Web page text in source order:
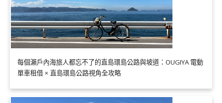
每個瀨戶內海旅人都忘不了的直島環島公路與坡道：OUGIYA 電動
單車租借 × 直島環島公路視角全攻略